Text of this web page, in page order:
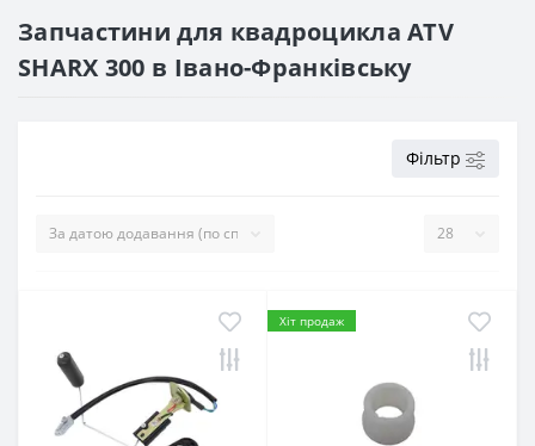
Запчастини для квадроцикла ATV
SHARX 300 в Івано-Франківську
Фільтр
Хіт продаж